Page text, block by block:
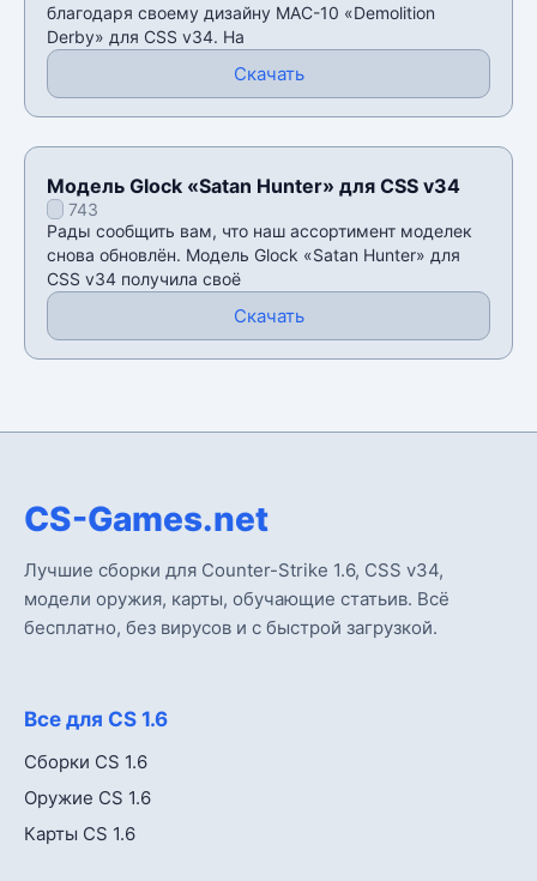
благодаря своему дизайну MAC-10 «Demolition
Derby» для CSS v34. На
Скачать
Модель Glock «Satan Hunter» для CSS v34
743
Рады сообщить вам, что наш ассортимент моделек
снова обновлён. Модель Glock «Satan Hunter» для
CSS v34 получила своё
Скачать
CS-Games.net
Лучшие сборки для Counter-Strike 1.6, CSS v34,
модели оружия, карты, обучающие статьив. Всё
бесплатно, без вирусов и с быстрой загрузкой.
Все для CS 1.6
Сборки CS 1.6
Оружие CS 1.6
Карты CS 1.6